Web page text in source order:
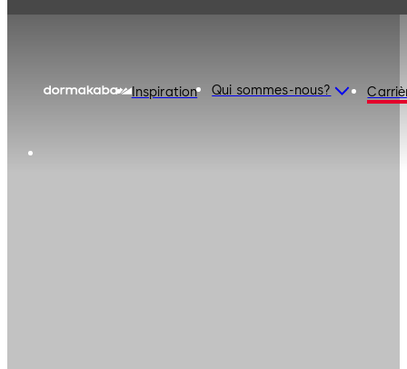
Inspiration Qui sommes-nous?